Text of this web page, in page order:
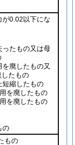
0.02以下にな
たもの又は母
廃したもの又
たもの
縮したもの
を廃したもの
を廃したもの
の
もの